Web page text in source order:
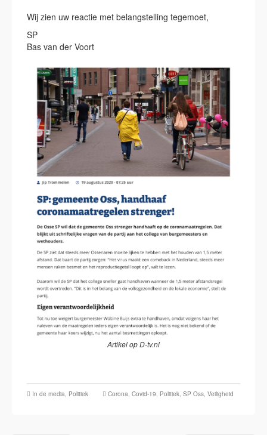
Wij zien uw reactie met belangstelling tegemoet,
SP
Bas van der Voort
Artikel op D-tv.nl
In de media, Politiek Corona, Covid-19, Politiek, SP Oss, Veiligheid